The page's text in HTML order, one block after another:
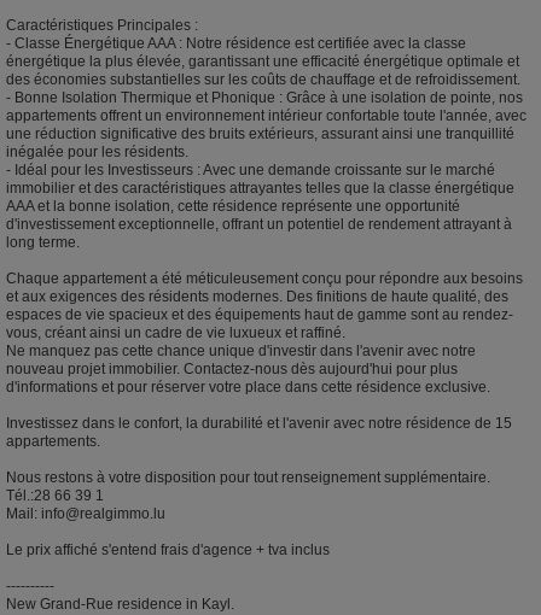
Caractéristiques Principales :
- Classe Énergétique AAA : Notre résidence est certifiée avec la classe
énergétique la plus élevée, garantissant une efficacité énergétique optimale et
des économies substantielles sur les coûts de chauffage et de refroidissement.
- Bonne Isolation Thermique et Phonique : Grâce à une isolation de pointe, nos
appartements offrent un environnement intérieur confortable toute l'année, avec
une réduction significative des bruits extérieurs, assurant ainsi une tranquillité
inégalée pour les résidents.
- Idéal pour les Investisseurs : Avec une demande croissante sur le marché
immobilier et des caractéristiques attrayantes telles que la classe énergétique
AAA et la bonne isolation, cette résidence représente une opportunité
d'investissement exceptionnelle, offrant un potentiel de rendement attrayant à
long terme.
Chaque appartement a été méticuleusement conçu pour répondre aux besoins
et aux exigences des résidents modernes. Des finitions de haute qualité, des
espaces de vie spacieux et des équipements haut de gamme sont au rendez-
vous, créant ainsi un cadre de vie luxueux et raffiné.
Ne manquez pas cette chance unique d'investir dans l'avenir avec notre
nouveau projet immobilier. Contactez-nous dès aujourd'hui pour plus
d'informations et pour réserver votre place dans cette résidence exclusive.
Investissez dans le confort, la durabilité et l'avenir avec notre résidence de 15
appartements.
Nous restons à votre disposition pour tout renseignement supplémentaire.
Tél.:28 66 39 1
Mail: info@realgimmo.lu
Le prix affiché s'entend frais d'agence + tva inclus
----------
New Grand-Rue residence in Kayl.